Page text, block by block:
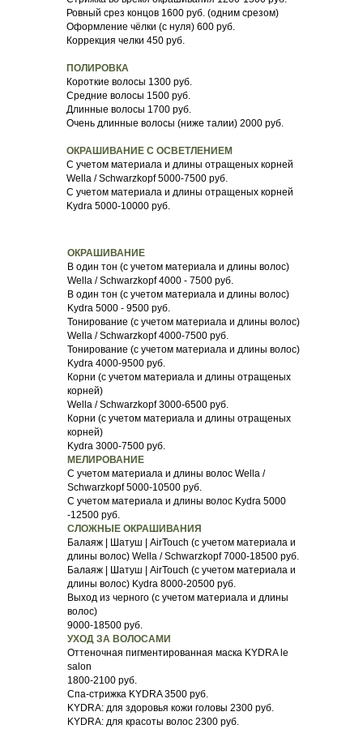
Ровный срез концов 1600 руб. (одним срезом)
Оформление чёлки (с нуля) 600 руб.
Коррекция челки 450 руб.
ПОЛИРОВКА
Короткие волосы 1300 руб.
Средние волосы 1500 руб.
Длинные волосы 1700 руб.
Очень длинные волосы (ниже талии) 2000 руб.
ОКРАШИВАНИЕ С ОСВЕТЛЕНИЕМ
С учетом материала и длины отращеных корней
Wella / Schwarzkopf 5000-7500 руб.
С учетом материала и длины отращеных корней
Kydra 5000-10000 руб.
ОКРАШИВАНИЕ
В один тон (с учетом материала и длины волос)
Wella / Schwarzkopf 4000 - 7500 руб.
В один тон (с учетом материала и длины волос)
Kydra 5000 - 9500 руб.
Тонирование (с учетом материала и длины волос)
Wella / Schwarzkopf 4000-7500 руб.
Тонирование (с учетом материала и длины волос)
Kydra 4000-9500 руб.
Корни (с учетом материала и длины отращеных
корней)
Wella / Schwarzkopf 3000-6500 руб.
Корни (с учетом материала и длины отращеных
корней)
Kydra 3000-7500 руб.
МЕЛИРОВАНИЕ
С учетом материала и длины волос Wella /
Schwarzkopf 5000-10500 руб.
С учетом материала и длины волос Kydra 5000
-12500 руб.
СЛОЖНЫЕ ОКРАШИВАНИЯ
Балаяж | Шатуш | AirTouch (с учетом материала и
длины волос) Wella / Schwarzkopf 7000-18500 руб.
Балаяж | Шатуш | AirTouch (с учетом материала и
длины волос) Kydra 8000-20500 руб.
Выход из черного (с учетом материала и длины
волос)
9000-18500 руб.
УХОД ЗА ВОЛОСАМИ
Оттеночная пигментированная маска KYDRA le
salon
1800-2100 руб.
Спа-стрижка KYDRA 3500 руб.
KYDRA: для здоровья кожи головы 2300 руб.
KYDRA: для красоты волос 2300 руб.